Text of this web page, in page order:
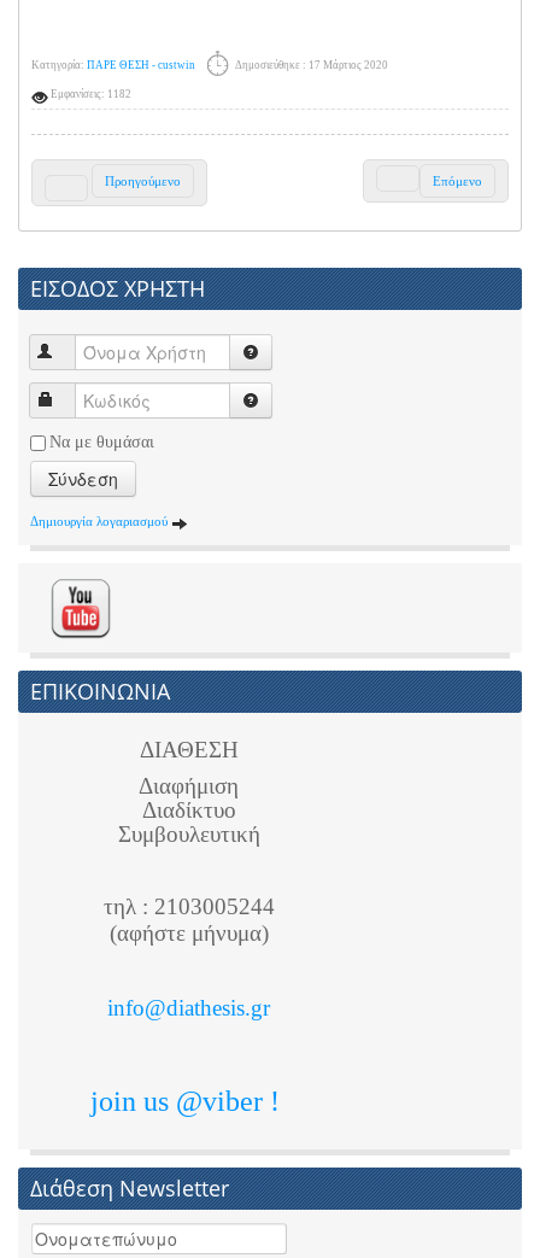
Κατηγορία: ΠΑΡΕ ΘΕΣΗ - custwin Δημοσιεύθηκε : 17 Μάρτιος 2020
Εμφανίσεις: 1182
Προηγούμενο Επόμενο
ΕΙΣΟΔΟΣ ΧΡΗΣΤΗ
Να με θυμάσαι
Σύνδεση
Δημιουργία λογαριασμού
ΕΠΙΚΟΙΝΩΝΙΑ
ΔΙΑΘΕΣΗ
Διαφήμιση
Διαδίκτυο
Συμβουλευτική
τηλ : 2103005244
(αφήστε μήνυμα)
info@diathesis.gr
join us @viber !
Διάθεση Newsletter